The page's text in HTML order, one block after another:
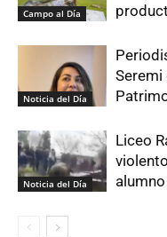
Campo al Día
Noticia del Día
Seremi
Noticia del Día
Liceo